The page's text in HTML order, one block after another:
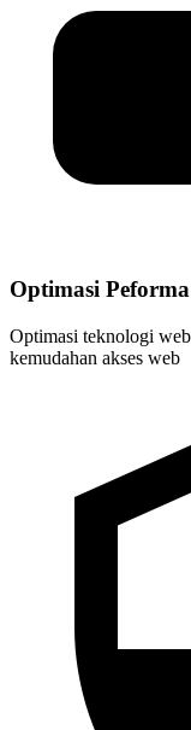
Optimasi
Optimasi teknologi
kemudahan akses web